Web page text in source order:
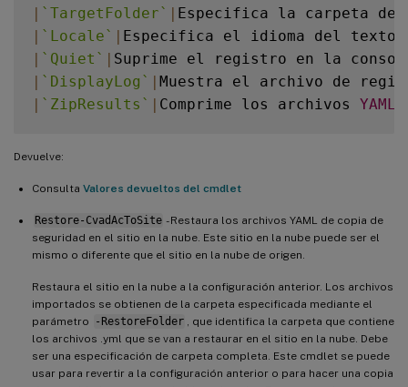
| ` TargetFolder` | Especifica la carpeta de
| ` Locale` | Especifica el idioma del texto
| ` Quiet ` | Suprime el registro en la
| ` DisplayLog ` | Muestra el archivo de
| ` ZipResults ` | Comprime los archivos YAML
Devuelve:
Consulta Valores devueltos del cmdlet
Restore-CvadAcToSite - Restaura los archivos YAML de copia de
seguridad en el sitio en la nube. Este sitio en la nube puede ser el
mismo o diferente que el sitio en la nube de origen.
Restaura el sitio en la nube a la configuración anterior. Los archivos
importados se obtienen de la carpeta especificada mediante el
parámetro
-RestoreFolder
, que identifica la carpeta que contiene
los archivos .yml que se van a restaurar en el sitio en la nube. Debe
ser una especificación de carpeta completa. Este cmdlet se puede
usar para revertir a la configuración anterior o para hacer una copia